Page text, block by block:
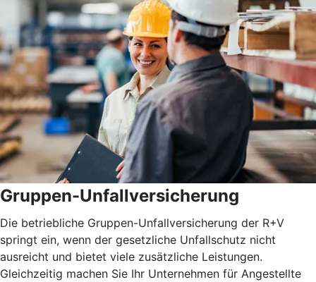
Gruppen-Unfallversicherung
Die betriebliche Gruppen-Unfallversicherung der R+V
springt ein, wenn der gesetzliche Unfallschutz nicht
ausreicht und bietet viele zusätzliche Leistungen.
Gleichzeitig machen Sie Ihr Unternehmen für Angestellte